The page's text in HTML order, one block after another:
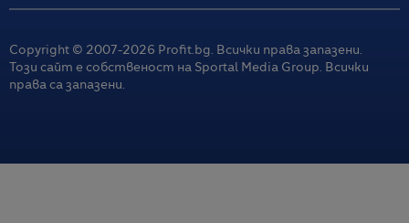
Copyright © 2007-2026 Profit.bg. Всички права запазени.
Този сайт е собственост на Sportal Media Group. Всички
права са запазени.